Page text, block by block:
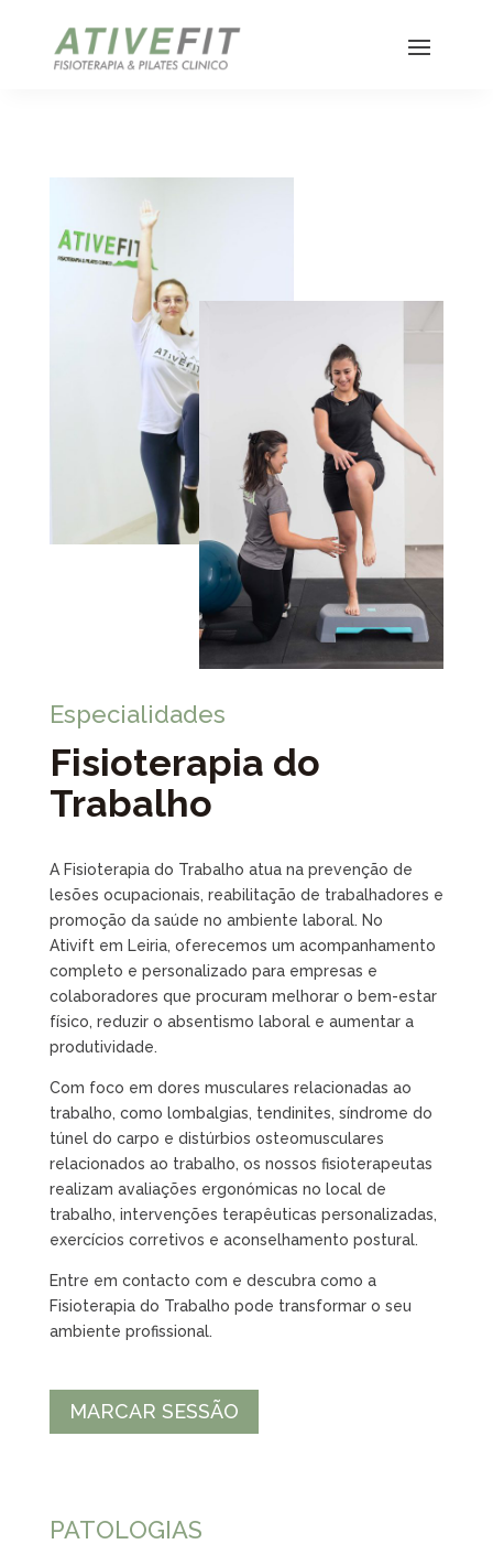
Especialidades
Fisioterapia do
Trabalho
A Fisioterapia do Trabalho atua na prevenção de
lesões ocupacionais, reabilitação de trabalhadores e
promoção da saúde no ambiente laboral. No
Ativift em Leiria, oferecemos um acompanhamento
completo e personalizado para empresas e
colaboradores que procuram melhorar o bem-estar
físico, reduzir o absentismo laboral e aumentar a
produtividade.
Com foco em dores musculares relacionadas ao
trabalho, como lombalgias, tendinites, síndrome do
túnel do carpo e distúrbios osteomusculares
relacionados ao trabalho, os nossos fisioterapeutas
realizam avaliações ergonómicas no local de
trabalho, intervenções terapêuticas personalizadas,
exercícios corretivos e aconselhamento postural.
Entre em contacto com e descubra como a
Fisioterapia do Trabalho pode transformar o seu
ambiente profissional.
MARCAR SESSÃO
PATOLOGIAS